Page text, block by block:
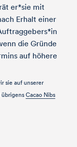
er*sie mit
Erhalt einer
die Gründe
auf höhere
ist nur
für den Verzug
sie auf unserer
übrigensCacao Nibs